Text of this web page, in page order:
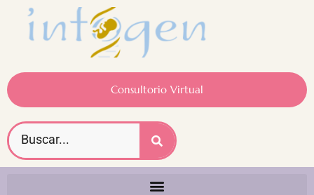
Consultorio Virtual